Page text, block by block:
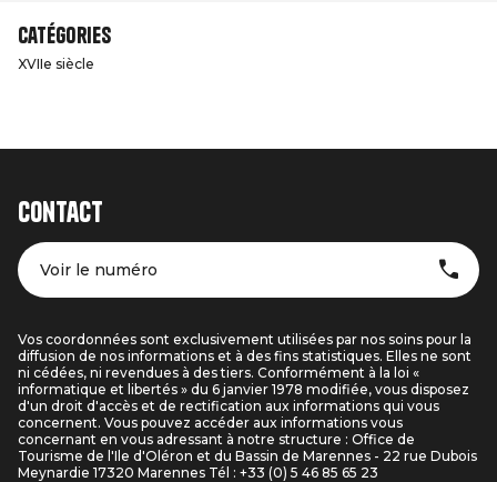
Catégories
XVIIe siècle
Contact
Voir le numéro
Vos coordonnées sont exclusivement utilisées par nos soins pour la
diffusion de nos informations et à des fins statistiques. Elles ne sont
ni cédées, ni revendues à des tiers. Conformément à la loi «
informatique et libertés » du 6 janvier 1978 modifiée, vous disposez
d'un droit d'accès et de rectification aux informations qui vous
concernent. Vous pouvez accéder aux informations vous
concernant en vous adressant à notre structure : Office de
Tourisme de l'Ile d'Oléron et du Bassin de Marennes - 22 rue Dubois
Meynardie 17320 Marennes Tél : +33 (0) 5 46 85 65 23